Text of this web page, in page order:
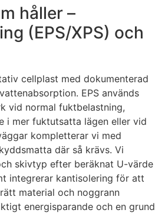
håller –
(EPS/XPS) och
cellplast med dokumenterad
EPS används
vid normal fuktbelastning,
i mer fuktutsatta lägen eller vid
kompletterar vi med
där så krävs. Vi
skivtyp efter beräknat U-värde
integrerar kantisolering för att
material och noggrann
energisparande och en grund